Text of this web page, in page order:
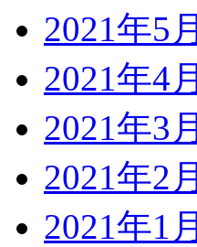
2021年5月
2021年4月
2021年3月
2021年2月
2021年1月